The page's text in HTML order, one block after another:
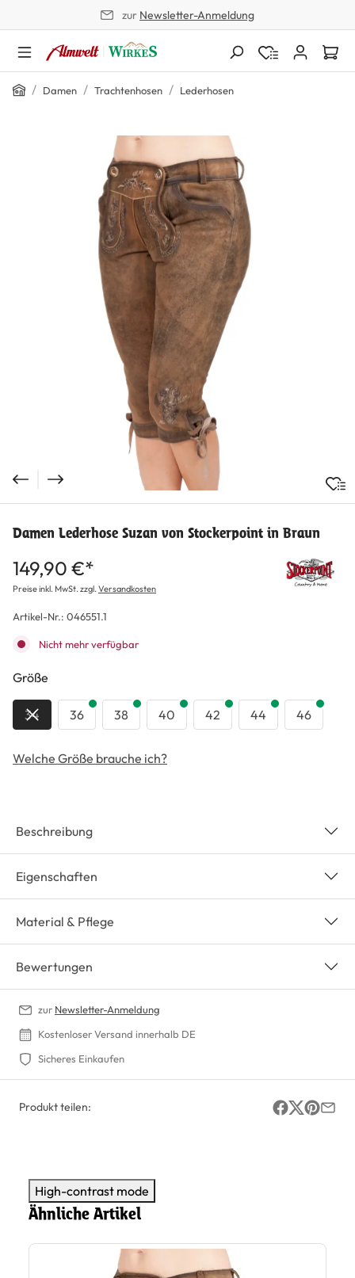
zur Newsletter-Anmeldung
Home
/ Damen / Trachtenhosen / Lederhosen
Bildergalerie überspringen
Damen Lederhose Suzan von Stockerpoint in Braun
149,90 €*
Preise inkl. MwSt. zzgl.Versandkosten
Artikel-Nr.: 046551.1
Nicht mehr verfügbar
Größe
34 36 38 40 42 44 46
Welche Größe brauche ich?
Beschreibung
Eigenschaften
Material & Pflege
Bewertungen
zur Newsletter-Anmeldung
Kostenloser Versand innerhalb DE
Sicheres Einkaufen
Produkt teilen:
High-contrast mode
Ähnliche Artikel